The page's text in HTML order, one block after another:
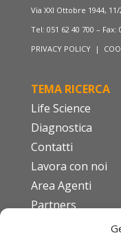
Via XXI Ottobre 1944,
Tel: 051 62 40 700 – Fax:
PRIVACY POLICY |
TEMA RICERCA
Life Science
Diagnostica
Contatti
Lavora con noi
Area Agenti
Partners